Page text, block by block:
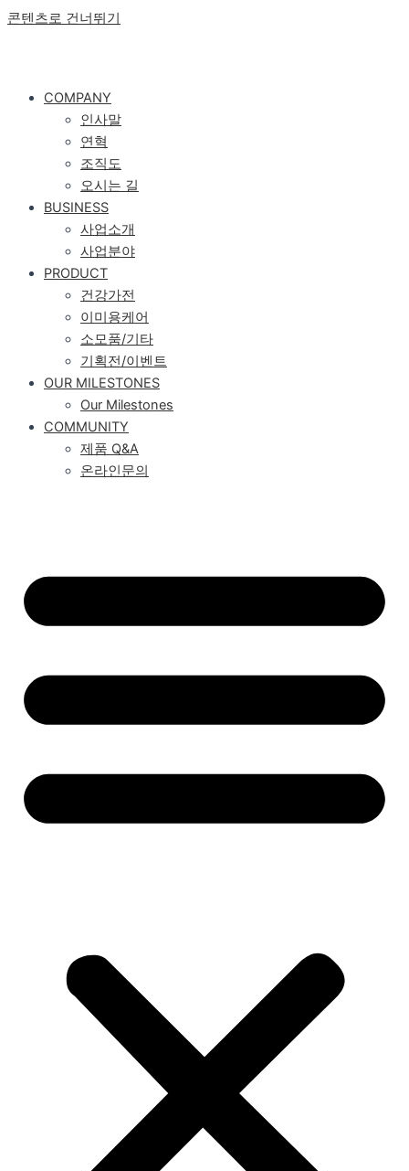
콘텐츠로 건너뛰기
COMPANY
인사말
연혁
조직도
오시는 길
BUSINESS
사업소개
사업분야
PRODUCT
건강가전
이미용케어
소모품/기타
기획전/이벤트
OUR MILESTONES
Our Milestones
COMMUNITY
제품 Q&A
온라인문의